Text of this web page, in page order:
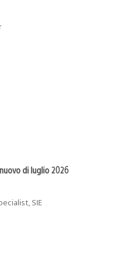
di luglio 2026
SIE